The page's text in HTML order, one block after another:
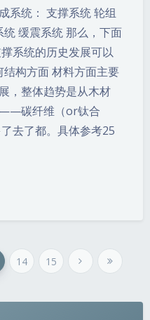
Sans Serif Serif
系统： 支撑系统 轮组
缓震系统 那么，下面
系统的历史发展可以
构方面 材料方面主要
，整体趋势是从木材
碳纤维（or钛合
去了都。具体参考25
14 15